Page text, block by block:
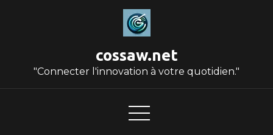
cossaw.net
"Connecter l'innovation à votre quotidien."